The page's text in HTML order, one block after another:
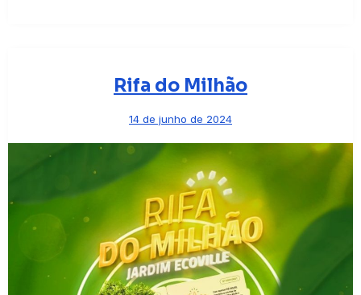
Rifa do Milhão
14 de junho de 2024